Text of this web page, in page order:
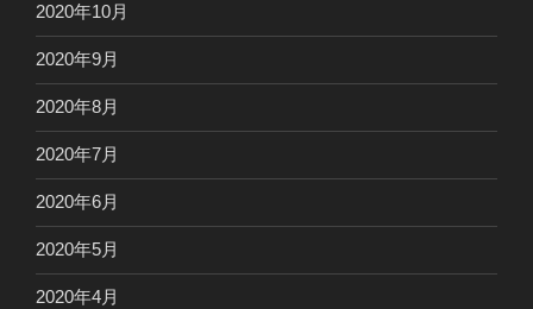
2020年10月
2020年9月
2020年8月
2020年7月
2020年6月
2020年5月
2020年4月